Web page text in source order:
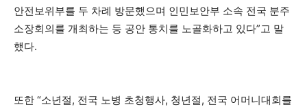
안전보위부를 두 차례 방문했으며 인민보안부 소속 전국 분주
소장회의를 개최하는 등 공안 통치를 노골화하고 있다”고 말
했다.
또한 “소년절, 전국 노병 초청행사, 청년절, 전국 어머니대회를